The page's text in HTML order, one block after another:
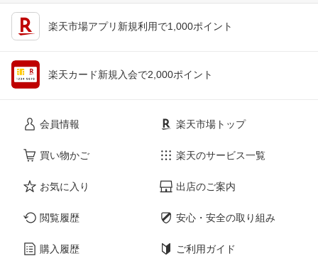
楽天市場アプリ新規利用で1,000ポイント
楽天カード新規入会で2,000ポイント
会員情報
買い物かご
お気に入り
閲覧履歴
購入履歴
楽天市場トップ
楽天のサービス一覧
出店のご案内
安心・安全の取り組み
ご利用ガイド